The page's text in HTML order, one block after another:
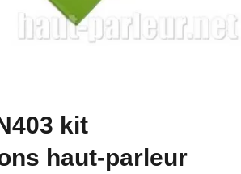
kit
haut-parleur